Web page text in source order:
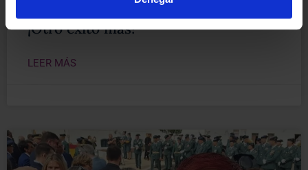
¡Otro éxito más!
LEER MÁS